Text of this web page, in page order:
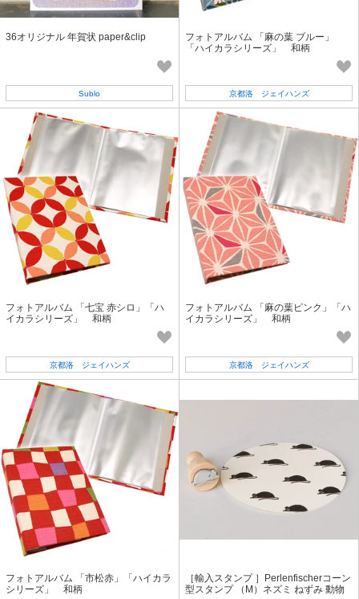
36オリジナル 年賀状 paper&clip
Sublo
フォトアルバム 「麻の葉 ブルー」
「ハイカラシリーズ」 和柄
京都洛 ジェイハンズ
フォトアルバム 「七宝 赤シロ」「ハ
イカラシリーズ」 和柄
京都洛 ジェイハンズ
フォトアルバム 「麻の葉ピンク」「ハ
イカラシリーズ」 和柄
京都洛 ジェイハンズ
フォトアルバム 「市松赤」「ハイカラ
シリーズ」 和柄
［輸入スタンプ ］Perlenfischerコーン
型スタンプ （M）ネズミ ねずみ 動物